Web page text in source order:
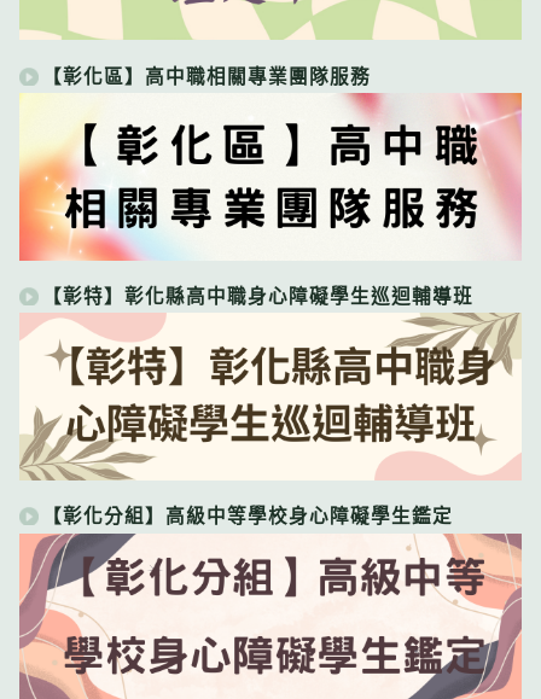
【彰化區】高中職相關專業團隊服務
【彰特】彰化縣高中職身心障礙學生巡迴輔導班
【彰化分組】高級中等學校身心障礙學生鑑定